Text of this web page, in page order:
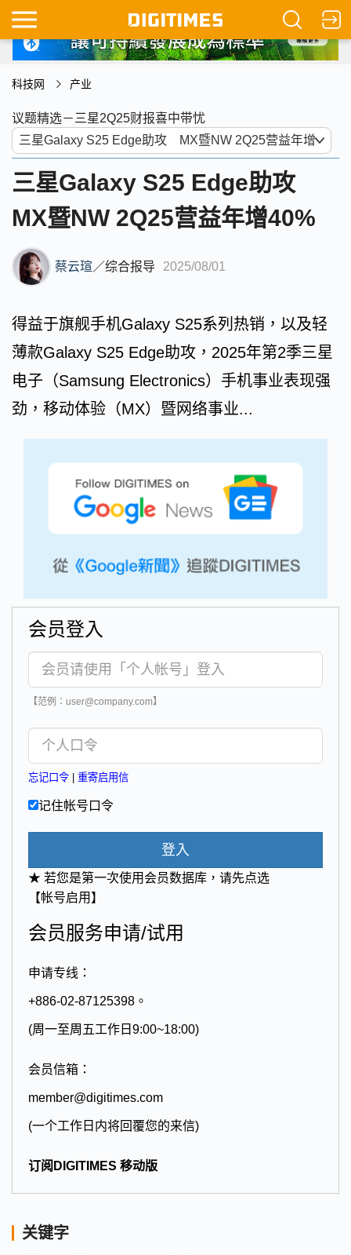
科技网 产业
议题精选－三星2Q25财报喜中带忧
三星Galaxy S25 Edge助攻
MX暨NW 2Q25营益年增40%
蔡云瑄／综合报导 2025/08/01
得益于旗舰手机Galaxy S25系列热销，以及轻
薄款Galaxy S25 Edge助攻，2025年第2季三星
电子（Samsung Electronics）手机事业表现强
劲，移动体验（MX）暨网络事业...
会员登入
【范例：user@company.com】
忘记口令 重寄启用信
记住帐号口令
登入
★ 若您是第一次使用会员数据库，请先点选
【帐号启用】
会员服务申请/试用
申请专线：
+886-02-87125398。
(周一至周五工作日9:00~18:00)
会员信箱：
member@digitimes.com
(一个工作日内将回覆您的来信)
订阅DIGITIMES 移动版
关键字